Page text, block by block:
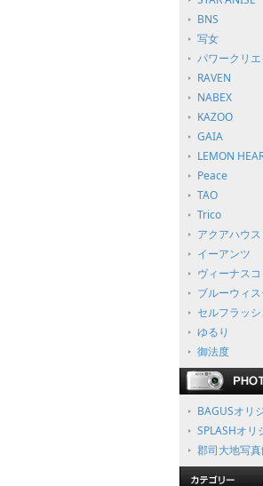
BNS
写女
パワークリエ
RAVEN
NABEX
KAZOO
GAIA
LEMON
Peace
TAO
Trico
アクアハウス
イーアンツ
ヴィーナス
ブルーウィ
セルフラッシ
ゆるり
御法度
BAGUSオリ
SPLASHオリ
郡司大地写真